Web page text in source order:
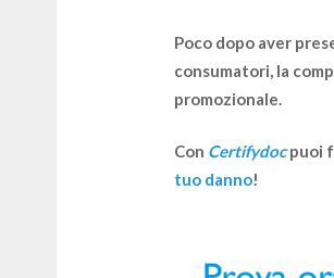
Poco dopo aver
consumatori, la
promozionale.
Con Certifydoc puoi
tuo danno!